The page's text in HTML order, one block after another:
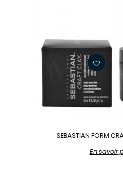
SEBASTIAN FORM
En savoir